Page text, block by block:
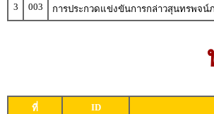
3
003 การประกวดแข่งขันการกล่าวสุนทรพจน์
ที่ ID